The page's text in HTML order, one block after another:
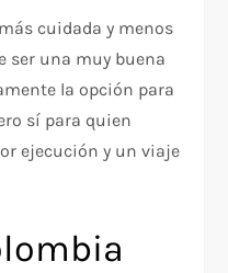
cuidada y menos
ser una muy buena
la opción para
sí para quien
ejecución y un viaje